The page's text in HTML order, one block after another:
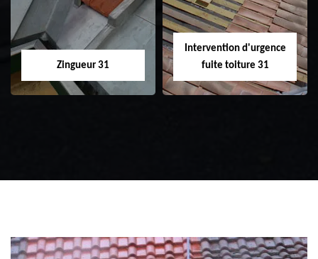
Zingueur 31
Intervention d'urgence
fuite toiture 31